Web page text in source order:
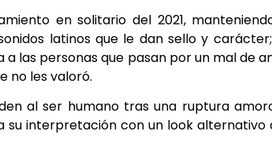
en solitario del 2021,
latinos que le dan sello y
a las personas que pasan por un mal de
no les valoró.
al ser humano tras una ruptura
interpretación con un look alternativo